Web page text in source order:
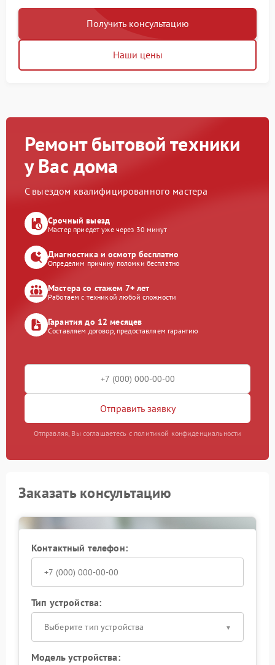
Получить консультацию
Наши цены
Ремонт бытовой техники
у Вас дома
С выездом квалифицированного мастера
Срочный выезд
Мастер приедет уже через 30 минут
Диагностика и осмотр бесплатно
Определим причину поломки бесплатно
Мастера со стажем 7+ лет
Работаем с техникой любой сложности
Гарантия до 12 месяцев
Составляем договор, предоставляем гарантию
Отправить заявку
Отправляя, Вы соглашаетесь с политикой конфиденциальности
Заказать консультацию
Контактный телефон:
Тип устройства:
Выберите тип устройства
Модель устройства: